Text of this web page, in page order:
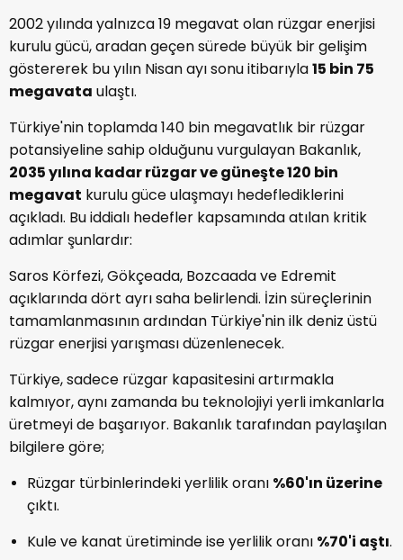
2002 yılında yalnızca 19 megavat olan rüzgar enerjisi
kurulu gücü, aradan geçen sürede büyük bir gelişim
göstererek bu yılın Nisan ayı sonu itibarıyla15 bin 75
megavata ulaştı.
Türkiye'nin toplamda 140 bin megavatlık bir rüzgar
potansiyeline sahip olduğunu vurgulayan Bakanlık,
2035 yılına kadar rüzgar ve güneşte 120 bin
megavat kurulu güce ulaşmayı hedeflediklerini
açıkladı. Bu iddialı hedefler kapsamında atılan kritik
adımlar şunlardır:
Saros Körfezi, Gökçeada, Bozcaada ve Edremit
açıklarında dört ayrı saha belirlendi. İzin süreçlerinin
tamamlanmasının ardından Türkiye'nin ilk deniz üstü
rüzgar enerjisi yarışması düzenlenecek.
Türkiye, sadece rüzgar kapasitesini artırmakla
kalmıyor, aynı zamanda bu teknolojiyi yerli imkanlarla
üretmeyi de başarıyor. Bakanlık tarafından paylaşılan
bilgilere göre;
Rüzgar türbinlerindeki yerlilik oranı %60'ın üzerine
çıktı.
Kule ve kanat üretiminde ise yerlilik oranı %70'i aştı.